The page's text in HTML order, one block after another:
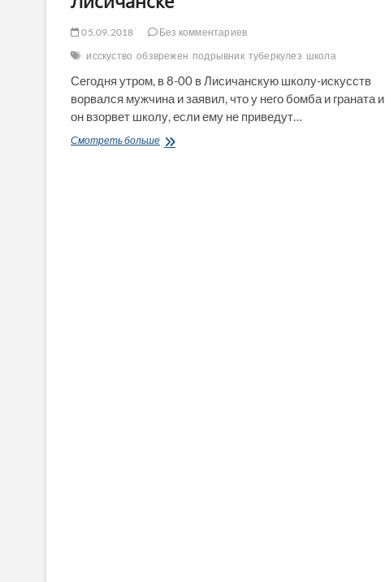
05.09.2018
Без комментариев
исскуство обзврежен подрывник туберкулез школа
Сегодня утром, в 8-00 в Лисичанскую школу-искусств
ворвался мужчина и заявил, что у него бомба и граната и
он взорвет школу, если ему не приведут…
Смотреть большеОбезврежен